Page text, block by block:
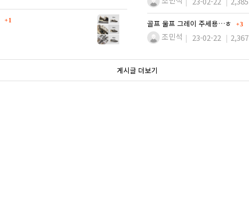
댓글
1 골프 울프 그레이 주세용…ㅎ 댓글
3
조민석 23-02-22 2,367
게시글 더보기